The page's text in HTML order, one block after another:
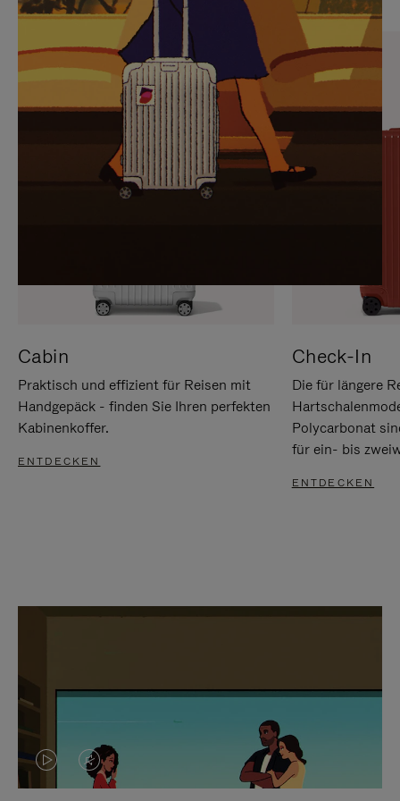
SIE,
UM
ANZUHALTEN
AUFHEBEN
DER
STUMMSCHALTUNG
Cabin
Praktisch und effizient für Reisen mit
Handgepäck - finden Sie Ihren perfekten
Kabinenkoffer.
ENTDECKEN
Check-In
Die für längere
Polycarbonat
für ein- bis
ENTDECKEN
DASVIDEO